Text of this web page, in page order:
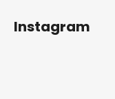
Instagram